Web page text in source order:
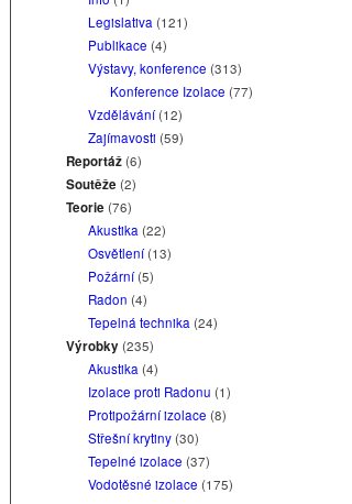
Legislativa (121)
Publikace (4)
Výstavy, konference (313)
Konference Izolace (77)
Vzdělávání(12)
Zajímavosti (59)
Reportáž(6)
Soutěže (2)
Teorie (76)
Akustika (22)
Osvětlení(13)
Požární(5)
Radon (4)
Tepelná technika (24)
Výrobky(235)
Akustika (4)
Izolace proti Radonu (1)
Protipožární izolace (8)
Střešní krytiny(30)
Tepelné izolace (37)
Vodotěsné izolace (175)